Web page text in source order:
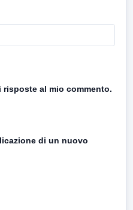
al mio commento.
di un nuovo